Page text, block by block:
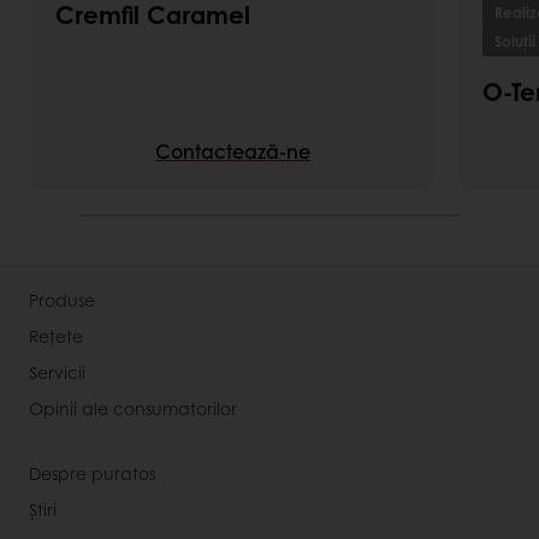
Cremfil Caramel
Contactează-ne
O-
Produse
Rețete
Servicii
Opinii ale consumatorilor
Despre puratos
Știri